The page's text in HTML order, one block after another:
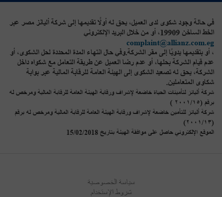
في حالة وجود شكوى لدى العميل، يحق له أولًا تقديمها إلى شركة أليانز مصر عبر
الخط الساخن 19909، أو من خلال البريد الإلكتروني
complaint@allianz.com.eg
، أو بتقديمها يدويًا إلى مقر الشركة.وفي حال انتهاء المدة المحددة لحل الشكوى، أو
عدم قيام الشركة بحلها، أو عدم رضا العميل عن طريقة التعامل مع شكواه داخل
الشركة، يحق له تصعيد الشكوى إلى الهيئة العامة للرقابة المالية عبر بوابة
شكاوى المتعاملين.
شركة أليانز لتأمينات الحياة خاضعة لإشراف ورقابة الهيئة العامة للرقابة المالية ومرخص له
برقم (٢٠٠١/١٥ )
شركة أليانز للتأمين خاضعة لإشراف ورقابة الهيئة العامة للرقابة المالية ومرخص له برقم
(٢٠٠١/١٣)
الموقع الإلكتروني حاصل على موافقة الهيئة بتاريخ 15/02/2018
سياسة الخصوصية
شروط الإستخدام